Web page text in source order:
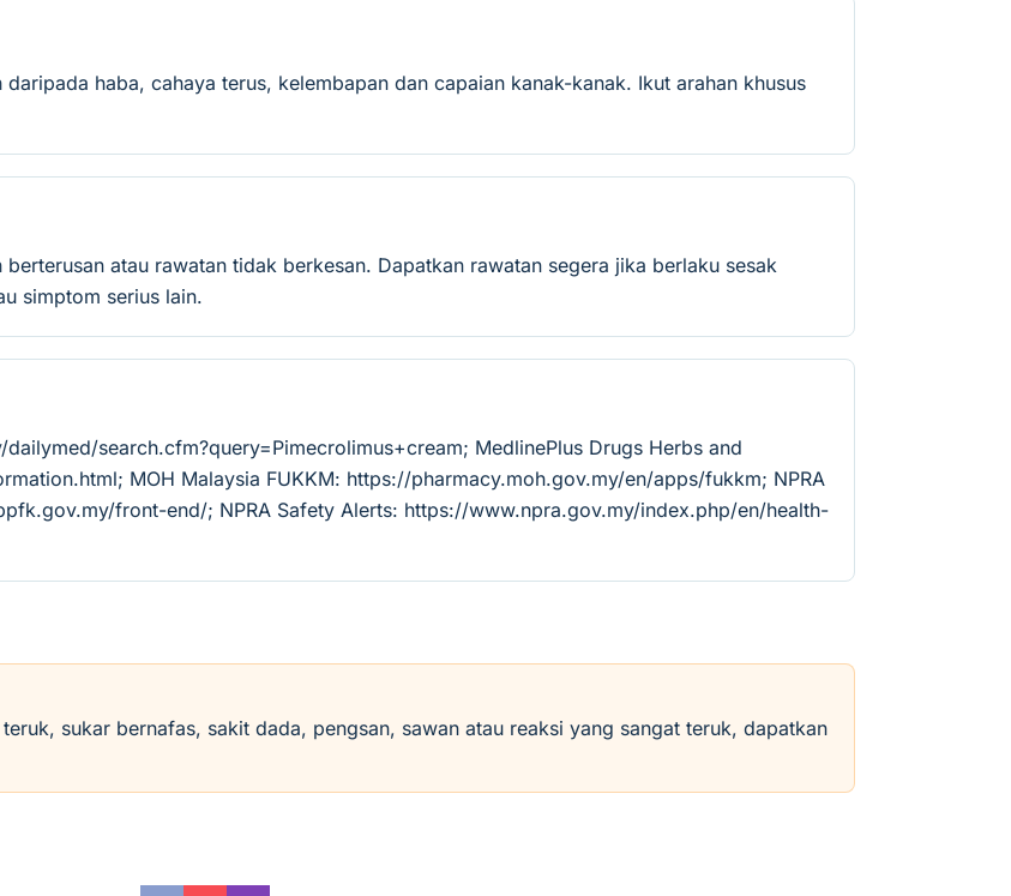
haba, cahaya terus, kelembapan dan capaian kanak-kanak. Ikut arahan khusus
atau rawatan tidak berkesan. Dapatkan rawatan segera jika berlaku sesak
simptom serius lain.
search.cfm?query=Pimecrolimus+cream; MedlinePlus Drugs Herbs and
MOH Malaysia FUKKM: https://pharmacy.moh.gov.my/en/apps/fukkm; NPRA
front-end/; NPRA Safety Alerts: https://www.npra.gov.my/index.php/en/health-
sukar bernafas, sakit dada, pengsan, sawan atau reaksi yang sangat teruk, dapatkan